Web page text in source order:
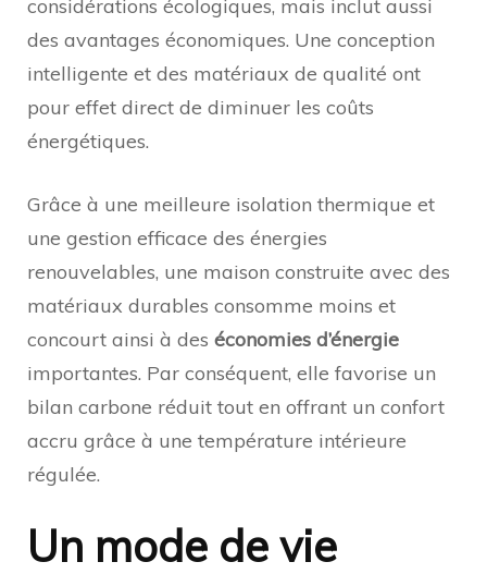
considérations écologiques, mais inclut aussi
des avantages économiques. Une conception
intelligente et des matériaux de qualité ont
pour effet direct de diminuer les coûts
énergétiques.
Grâce à une meilleure isolation thermique et
une gestion efficace des énergies
renouvelables, une maison construite avec des
matériaux durables consomme moins et
concourt ainsi à des économies d’énergie
importantes. Par conséquent, elle favorise un
bilan carbone réduit tout en offrant un confort
accru grâce à une température intérieure
régulée.
Un mode de vie